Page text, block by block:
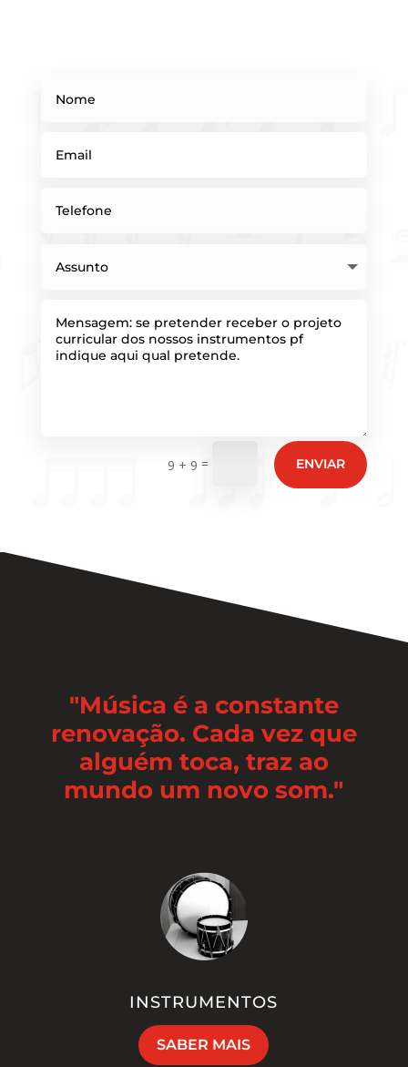
9 + 9 = ENVIAR
"Música é a constante
renovação. Cada vez que
alguém toca, traz ao
mundo um novo som."
INSTRUMENTOS
SABER MAIS